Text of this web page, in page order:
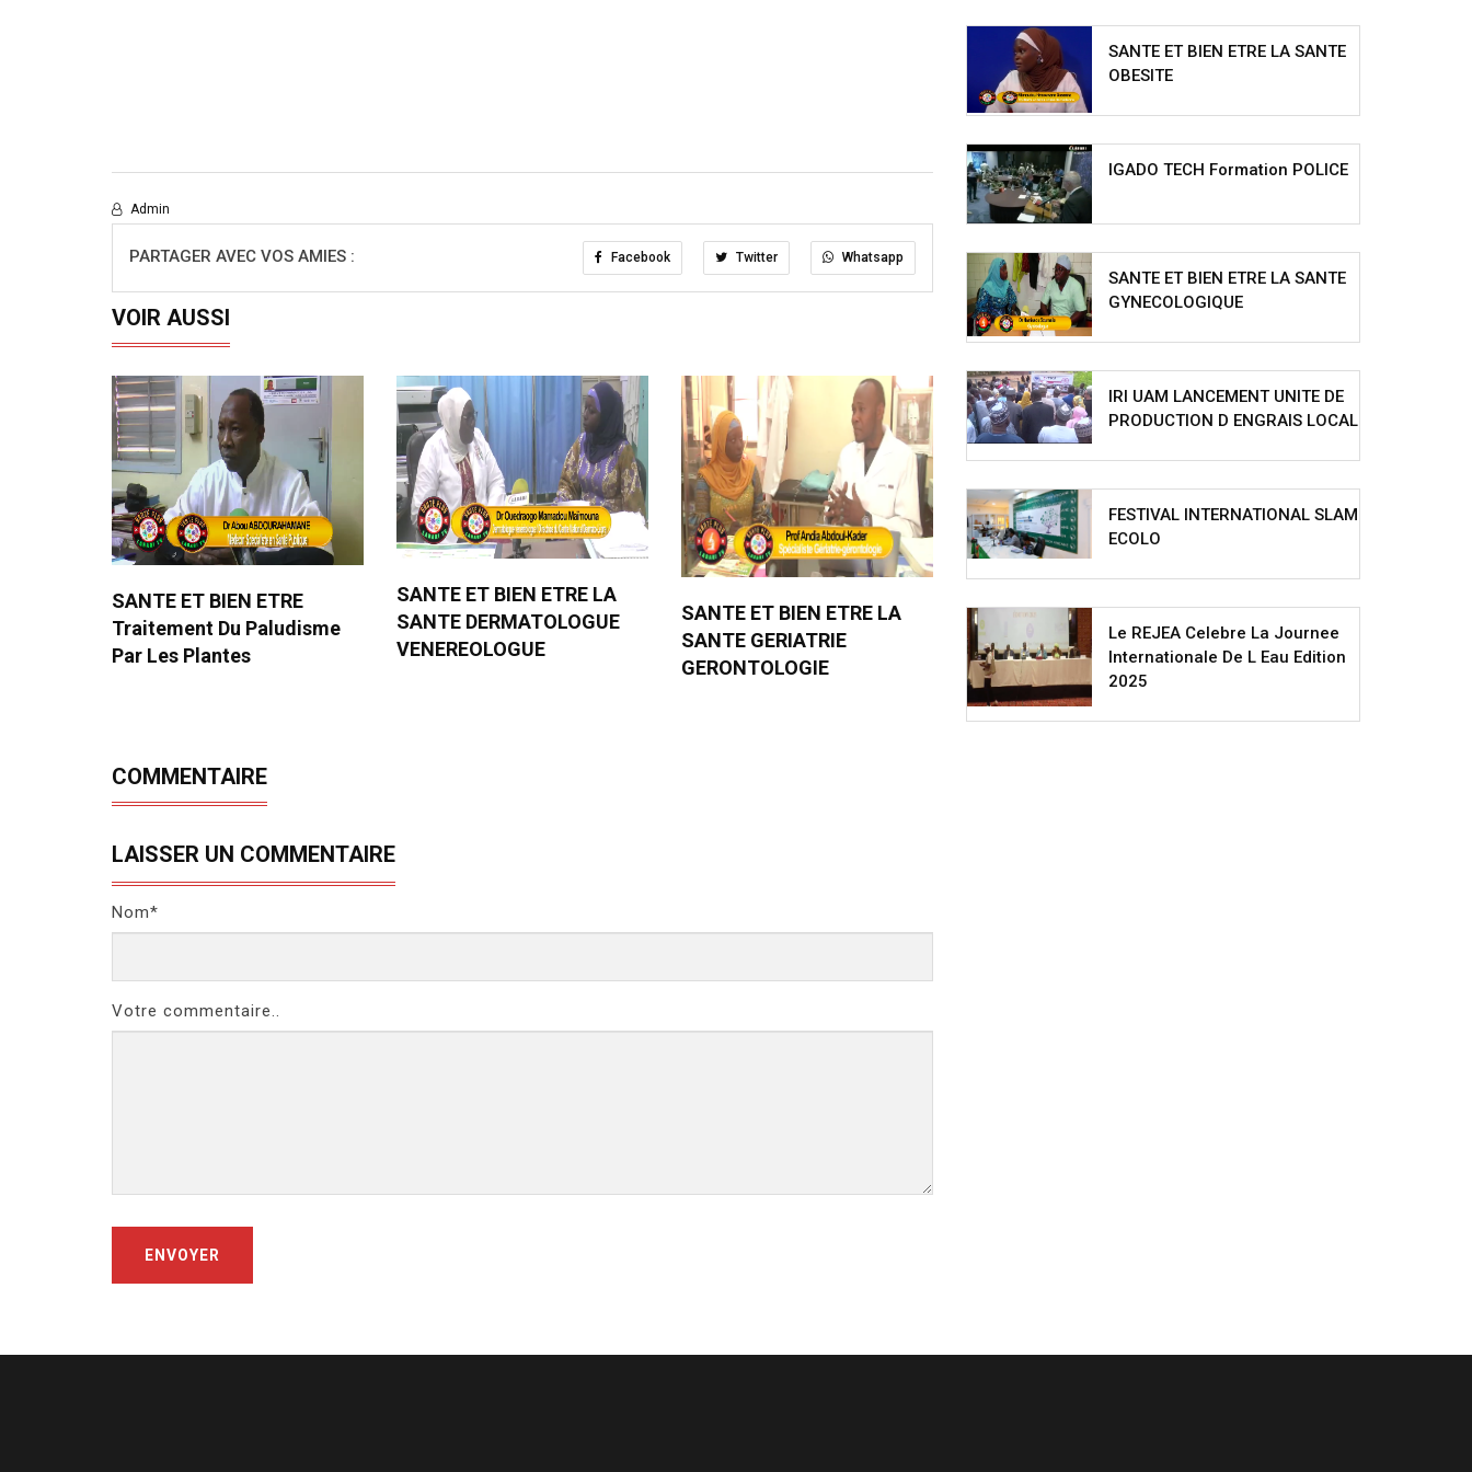
Admin
PARTAGER AVEC VOS AMIES : Facebook Twitter Whatsapp
VOIR AUSSI
SANTE ET BIEN ETRE
Traitement Du Paludisme
Par Les Plantes
SANTE ET BIEN ETRE LA
SANTE DERMATOLOGUE
VENEREOLOGUE
SANTE ET BIEN ETRE LA
SANTE GERIATRIE
GERONTOLOGIE
COMMENTAIRE
LAISSER UN COMMENTAIRE
Nom*
Votre commentaire..
ENVOYER
SANTE ET BIEN ETRE LA SANTE
OBESITE
IGADO TECH Formation POLICE
SANTE ET BIEN ETRE LA SANTE
GYNECOLOGIQUE
IRI UAM LANCEMENT UNITE DE
PRODUCTION D ENGRAIS LOCAL
FESTIVAL INTERNATIONAL SLAM
ECOLO
Le REJEA Celebre La Journee
Internationale De L Eau Edition
2025